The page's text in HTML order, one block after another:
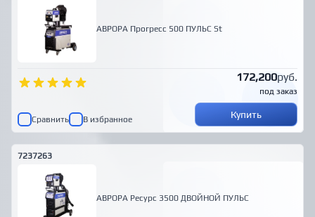
АВРОРА Прогресс 500 ПУЛЬС St
172,200руб.
под заказ
Сравнить В избранное Купить
7237263
АВРОРА Ресурс 3500 ДВОЙНОЙ ПУЛЬС